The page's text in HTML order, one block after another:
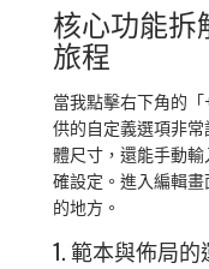
核心功能拆
旅程
當我點擊右下角的
供的自定義選項非
體尺寸，還能手動
確設定。進入編輯
的地方。
1. 範本與佈局的